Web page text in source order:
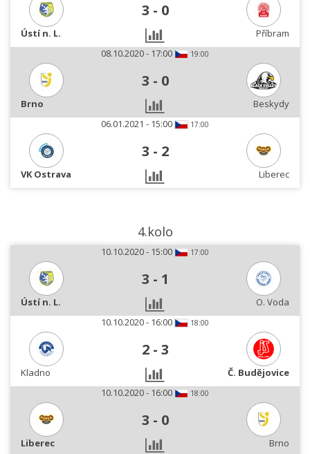
3 - 0
Ústí n. L.
Příbram
08.10.2020 - 17:00
19:00
3 - 0
Brno
Beskydy
06.01.2021 - 15:00
17:00
3 - 2
VK Ostrava Liberec
4.kolo
10.10.2020 - 15:00 17:00
3 - 1
Ústí n. L.
O. Voda
10.10.2020 - 16:00
18:00
2 - 3
Kladno
Č. Budějovice
10.10.2020 - 16:00
18:00
3 - 0
Liberec
Brno